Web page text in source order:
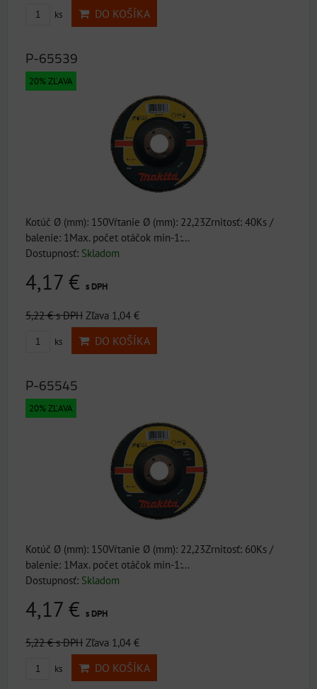
ks DO KOŠÍKA
P-65539
20% ZĽAVA
Kotúč Ø (mm): 150Vŕtanie Ø (mm): 22,23Zrnitosť: 40Ks /
balenie: 1Max. počet otáčok min-1:...
Dostupnosť: Skladom
4,17 € s DPH
5,22 €s DPH Zľava 1,04 €
ks DO KOŠÍKA
P-65545
20% ZĽAVA
Kotúč Ø (mm): 150Vŕtanie Ø (mm): 22,23Zrnitosť: 60Ks /
balenie: 1Max. počet otáčok min-1:...
Dostupnosť: Skladom
4,17 € s DPH
5,22 €s DPH Zľava 1,04 €
ks DO KOŠÍKA